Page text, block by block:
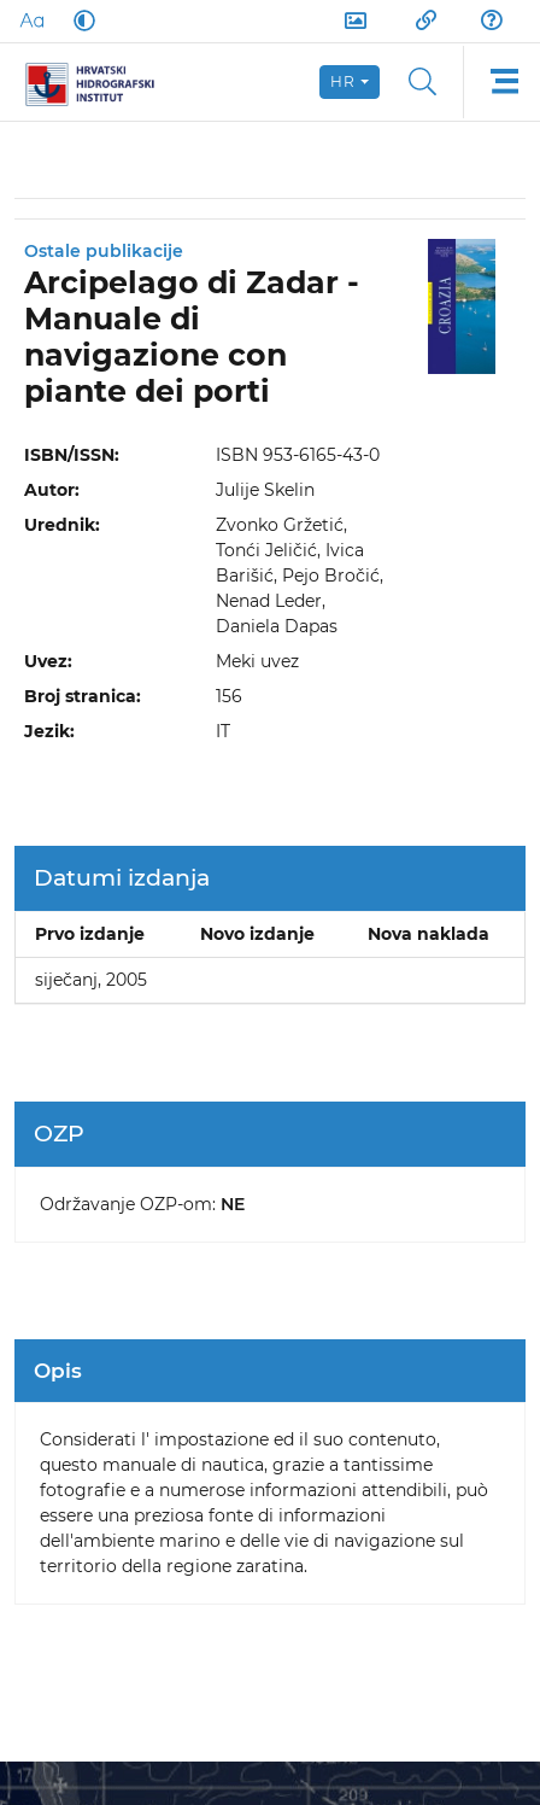
HR
Ostale publikacije
Arcipelago di Zadar -
Manuale di
navigazione con
piante dei porti
ISBN/ISSN:
ISBN 953-6165-43-0
Autor:
Julije Skelin
Urednik:
Zvonko Gržetić,
Tonći Jeličić, Ivica
Barišić, Pejo Bročić,
Nenad Leder,
Daniela Dapas
Uvez:
Meki uvez
Broj stranica:
156
Jezik:
IT
Datumi izdanja
Prvo izdanje Novo izdanje Nova naklada
siječanj, 2005
OZP
Održavanje OZP-om: NE
Opis
Considerati l' impostazione ed il suo contenuto,
questo manuale di nautica, grazie a tantissime
fotografie e a numerose informazioni attendibili, può
essere una preziosa fonte di informazioni
dell'ambiente marino e delle vie di navigazione sul
territorio della regione zaratina.